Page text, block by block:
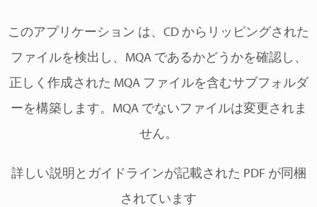
このアプリケーション は、CD からリッピングされた
ファイルを検出し、MQA であるかどうかを確認し、
正しく作成された MQA ファイルを含むサブフォルダ
ーを構築します。MQA でないファイルは変更されま
せん。
詳しい説明とガイドラインが記載された PDF が同梱
されています